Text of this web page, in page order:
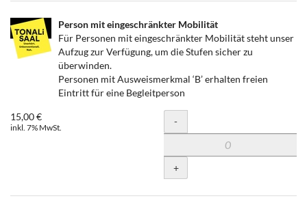
Person mit eingeschränkter Mobilität
Für Personen mit eingeschränkter Mobilität steht unser
Aufzug zur Verfügung, um die Stufen sicher zu
überwinden.
Personen mit Ausweismerkmal ‘B’ erhalten freien
Eintritt für eine Begleitperson
15,00 €
inkl. 7% MwSt. Menge
-
+